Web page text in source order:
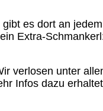
es dort an
Extra-
verlosen unter
Infos dazu